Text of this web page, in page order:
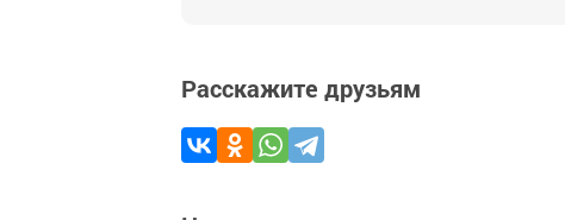
Расскажите друзьям